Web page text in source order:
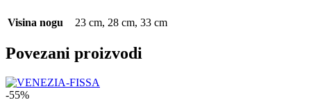
Visina nogu 23 cm, 28 cm, 33 cm
Povezani proizvodi
-55%